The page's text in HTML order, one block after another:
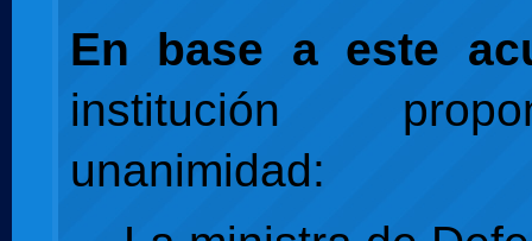
En base a este
institución
unanimidad: